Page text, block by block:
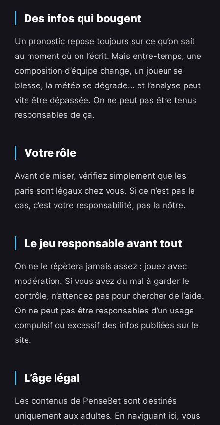
Des infos qui bougent
Un pronostic repose toujours sur ce qu’on sait
au moment où on l’écrit. Mais entre-temps, une
composition d’équipe change, un joueur se
blesse, la météo se dégrade… et l’analyse peut
vite être dépassée. On ne peut pas être tenus
responsables de ça.
Votre rôle
Avant de miser, vérifiez simplement que les
paris sont légaux chez vous. Si ce n’est pas le
cas, c’est votre responsabilité, pas la nôtre.
Le jeu responsable avant tout
On ne le répètera jamais assez : jouez avec
modération. Si vous avez du mal à garder le
contrôle, n’attendez pas pour chercher de l’aide.
On ne peut pas être responsables d’un usage
compulsif ou excessif des infos publiées sur le
site.
L’âge légal
Les contenus de PenseBet sont destinés
uniquement aux adultes. En naviguant ici, vous